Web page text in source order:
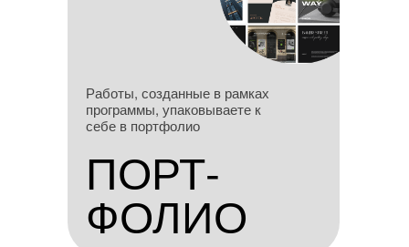
Работы, созданные в
рамках программы,
упаковываете к себе в
ПОРТ-
ФОЛИО
Работы, созданные в рамках
программы, упаковываете к
себе в портфолио
ПОРТ-
ФОЛИО